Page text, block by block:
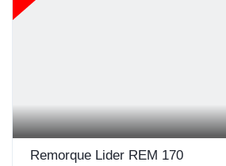
Remorque Lider REM 170